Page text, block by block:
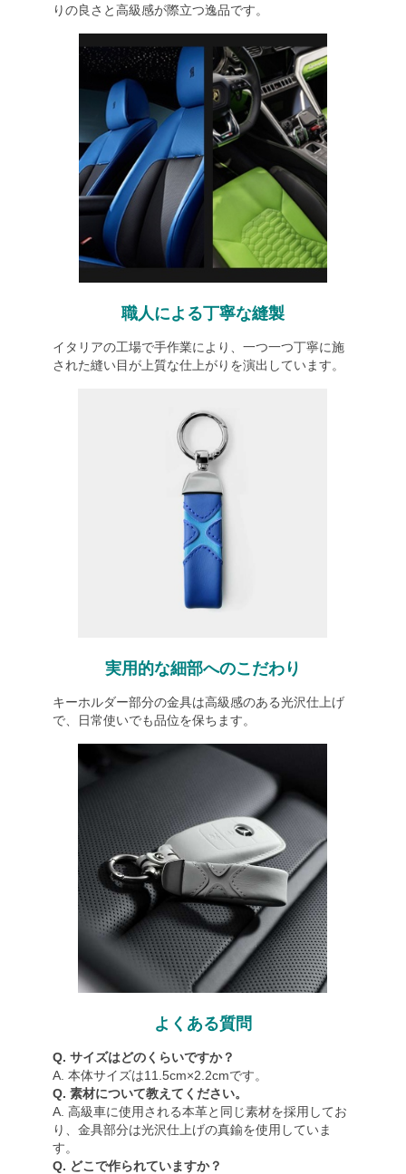
りの良さと高級感が際立つ逸品です。
職人による丁寧な縫製
イタリアの工場で手作業により、一つ一つ丁寧に施
された縫い目が上質な仕上がりを演出しています。
実用的な細部へのこだわり
キーホルダー部分の金具は高級感のある光沢仕上げ
で、日常使いでも品位を保ちます。
よくある質問
Q. サイズはどのくらいですか？
A. 本体サイズは11.5cm×2.2cmです。
Q. 素材について教えてください。
A. 高級車に使用される本革と同じ素材を採用してお
り、金具部分は光沢仕上げの真鍮を使用していま
す。
Q. どこで作られていますか？